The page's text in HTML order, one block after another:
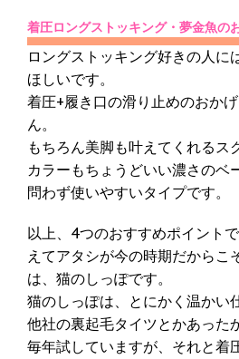
着圧ロングストッキング・夢金魚の
ロングストッキング好きの人に
ほしいです。
着圧+履き口の滑り止めのおか
ん。
もちろん美脚も叶えてくれるス
カラーもちょうどいい濃さのベ
問わず使いやすいタイプです。
以上、4つのおすすめポイント
えてアタシが今の時期だからこ
は、猫のしっぽです。
猫のしっぽは、とにかく温かい
他社の裏起毛タイツとかあった
毎年試していますが、それと着